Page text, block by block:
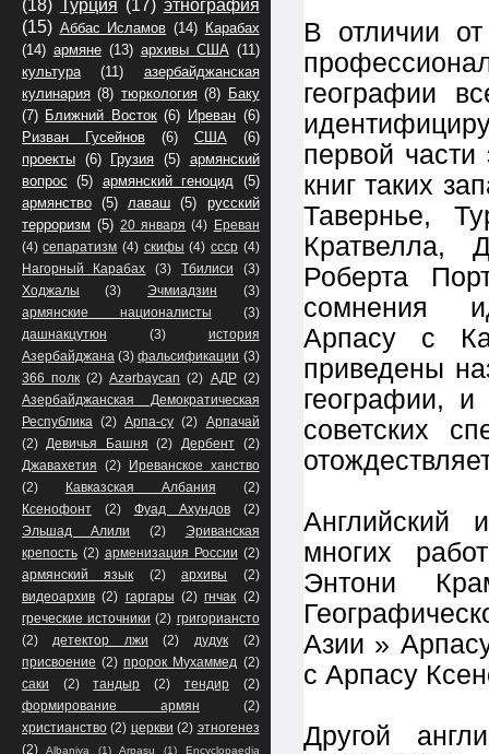
В отличии
географии
первой
книг таких
Тавернье,
Кратвелла,
Роберта
сомнения
Арпасу с
приведены
географии,
советских
Английский
многих
Энтони
Азии »
с Арпасу
Другой
(18) Турция (17) этнография
(15) Аббас Исламов (14)
Карабах
(14) армяне (13) архивы США (11)
культура
(11)
азербайджанская
кулинария (8) тюркология (8) Баку
(7) Ближний Восток (6) Иреван (6)
Ризван Гусейнов
(6) США
(6)
проекты
(6) Грузия (5)
армянский
вопрос
(5) армянский геноцид
(5)
армянство
(5) лаваш (5)
русский
терроризм (5) 20 января (4) Ереван
(4) сепаратизм (4) скифы (4) ссср (4)
Нагорный Карабах
(3) Тбилиси
(3)
Ходжалы
(3) Эчмиадзин
(3)
армянские националисты
(3)
дашнакцутюн
(3)
история
Азербайджана (3) фальсификации (3)
366 полк (2) Azərbaycan (2) АДР (2)
Азербайджанская Демократическая
Республика
(2) Арпа-су (2)
Арпачай
(2)
Девичья Башня (2) Дербент
(2)
Джавахетия
(2)
Иреванское ханство
(2)
Кавказская Албания
(2)
Ксенофонт
(2) Фуад Ахундов
(2)
Эльшад Алили
(2)
Эриванская
крепость (2) арменизация России (2)
армянский язык
(2) архивы
(2)
видеоархив (2) гаргары (2) гнчак (2)
греческие источники (2) григориансто
(2)
детектор лжи (2) дудук
(2)
присвоение (2) пророк Мухаммед (2)
саки
(2) тандыр (2) тендир
(2)
формирование армян
(2)
христианство (2) церкви (2) этногенез
(2)
Albaniya (1) Arpasu (1)
Encyclopaedia